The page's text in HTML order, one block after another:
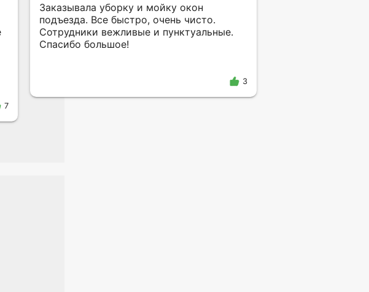
7
Заказывала уборку и мойку окон
подъезда. Все быстро, очень чисто.
Сотрудники вежливые и пунктуальные.
Спасибо большое!
3